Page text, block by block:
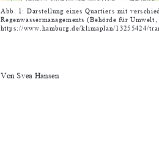
Abb. 1: Darstellung eines Quartiers mit
Regenwassermanagements (Behörde für
https://www.hamburg.de/klimaplan/13255424/
Von Svea Hansen